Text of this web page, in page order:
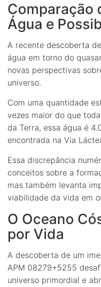
Comparação
Água e
A recente descoberta
água em torno do
novas perspectivas
universo.
Com uma quantidade
vezes maior do que
da Terra, essa água é
encontrada na Via
Essa discrepância
conceitos sobre a
mas também levanta
viabilidade da vida em
O Oceano
por Vida
A descoberta de um
APM 08279+5255
universo primordial e